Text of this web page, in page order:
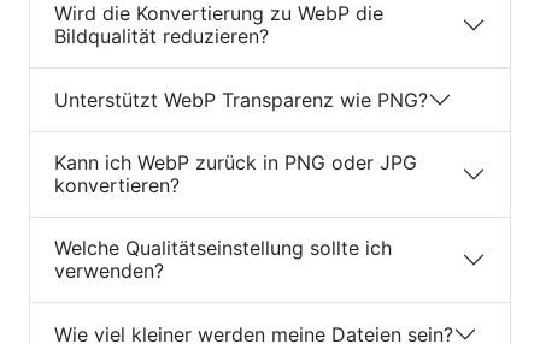
Wird die Konvertierung zu WebP die
Bildqualität reduzieren?
Unterstützt WebP Transparenz wie PNG?
Kann ich WebP zurück in PNG oder JPG
konvertieren?
Welche Qualitätseinstellung sollte ich
verwenden?
Wie viel kleiner werden meine Dateien sein?